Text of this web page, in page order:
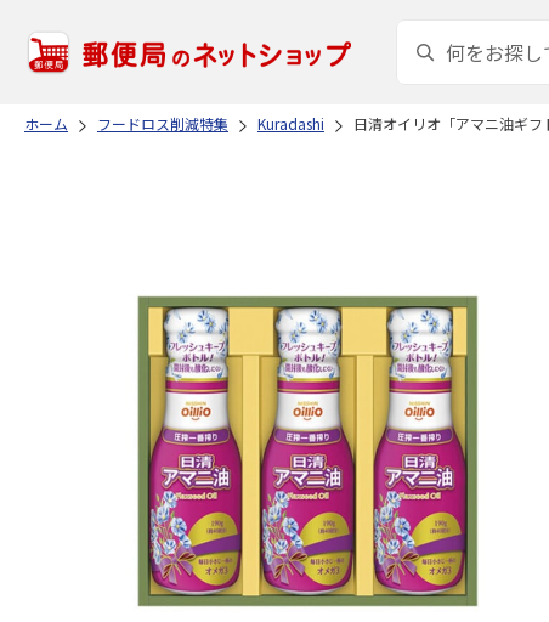
ホーム フードロス削減特集 Kuradashi 日清オイリオ「アマニ油ギ